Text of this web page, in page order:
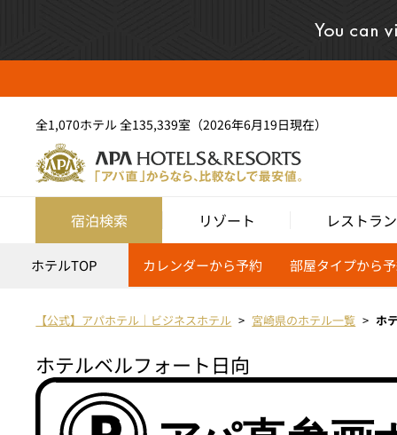
全1,070ホテル 全135,339室（2026年6月19日現在）
宿泊検索 リゾート レストラ
ホテルTOP カレンダーから予約 部屋タイプから
【公式】アパホテル｜ビジネスホテル 宮崎県のホテル一覧 ホ
ホテルベルフォート日向